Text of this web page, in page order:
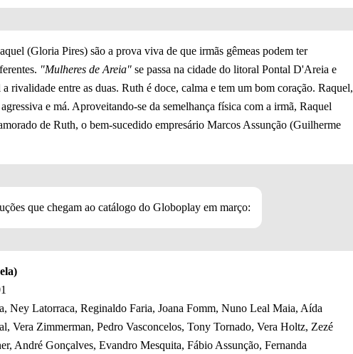
(Gloria Pires) são a prova viva de que irmãs gêmeas podem ter
"Mulheres de Areia" se passa na cidade do litoral Pontal D'Areia e
rivalidade entre as duas. Ruth é doce, calma e tem um bom coração. Raquel,
e má. Aproveitando-se da semelhança física com a irmã, Raquel
de Ruth, o bem-sucedido empresário Marcos Assunção (Guilherme
que chegam ao catálogo do Globoplay em março:
Ney Latorraca, Reginaldo Faria, Joana Fomm, Nuno Leal Maia, Aída
Vera Zimmerman, Pedro Vasconcelos, Tony Tornado, Vera Holtz, Zezé
André Gonçalves, Evandro Mesquita, Fábio Assunção, Fernanda